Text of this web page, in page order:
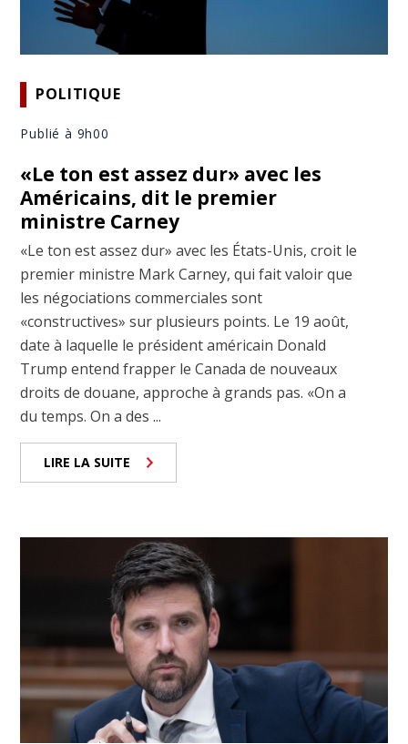
POLITIQUE
Publié à 9h00
«Le ton est assez dur» avec les
Américains, dit le premier
ministre Carney
«Le ton est assez dur» avec les États-Unis, croit le
premier ministre Mark Carney, qui fait valoir que
les négociations commerciales sont
«constructives» sur plusieurs points. Le 19 août,
date à laquelle le président américain Donald
Trump entend frapper le Canada de nouveaux
droits de douane, approche à grands pas. «On a
du temps. On a des ...
LIRE LA SUITE